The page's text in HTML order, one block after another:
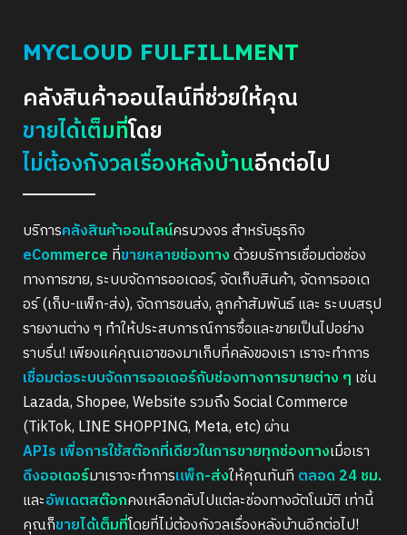
MYCLOUD FULFILLMENT
คลังสินค้าออนไลน์ที่ช่วยให้คุณ
ขายได้เต็มที่โดย
ไม่ต้องกังวลเรื่องหลังบ้านอีกต่อไป
บริการคลังสินค้าออนไลน์ครบวงจร สำหรับธุรกิจ
eCommerce ที่ขายหลายช่องทางด้วยบริการเชื่อมต่อช่อง
ทางการขาย, ระบบจัดการออเดอร์, จัดเก็บสินค้า, จัดการออเด
อร์ (เก็บ-แพ็ก-ส่ง), จัดการขนส่ง, ลูกค้าสัมพันธ์ และ ระบบสรุป
รายงานต่าง ๆ ทำให้ประสบการณ์การซื้อและขายเป็นไปอย่าง
ราบรื่น! เพียงแค่คุณเอาของมาเก็บที่คลังของเรา เราจะทำการ
เชื่อมต่อระบบจัดการออเดอร์กับช่องทางการขายต่าง ๆ เช่น
Lazada, Shopee, Website รวมถึง Social Commerce
(TikTok, LINE SHOPPING, Meta, etc) ผ่าน
APIs เพื่อการใช้สต๊อกที่เดียวในการขายทุกช่องทางเมื่อเรา
ดึงออเดอร์มาเราจะทำการแพ็ก-ส่งให้คุณทันที ตลอด 24 ชม.
และอัพเดตสต๊อกคงเหลือกลับไปแต่ละช่องทางอัตโนมัติ เท่านี้
คุณก็ขายได้เต็มที่โดยที่ไม่ต้องกังวลเรื่องหลังบ้านอีกต่อไป!